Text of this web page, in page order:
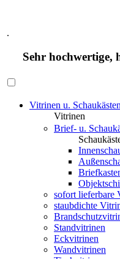
.
Sehr hochwertige,
Vitrinen u. Schaukästen
Vitrinen
Brief- u.
sofort lieferbare
staubdichte
Standvitrinen
Eckvitrinen
Wandvitrinen